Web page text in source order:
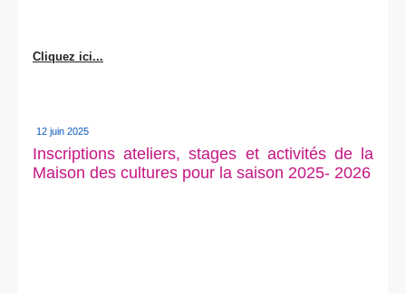
Cliquez ici...
12 juin 2025
Inscriptions ateliers, stages et activités de la
Maison des cultures pour la saison 2025- 2026